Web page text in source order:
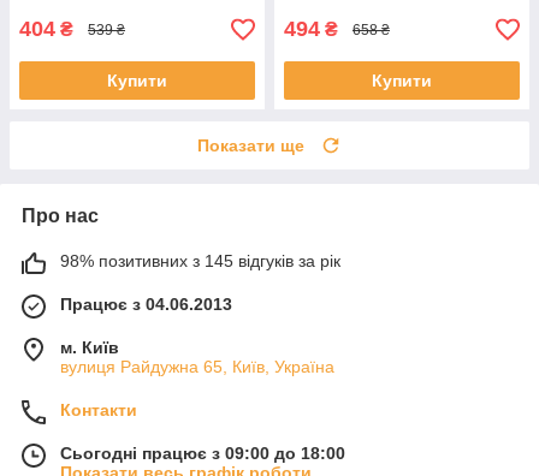
404 ₴ 539 ₴
Купити
494 ₴ 658 ₴
Купити
Показати ще
Про нас
98% позитивних з 145 відгуків за рік
Працює з 04.06.2013
м. Київ
вулиця Райдужна 65, Київ, Україна
Контакти
Сьогодні працює з 09:00 до 18:00